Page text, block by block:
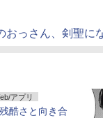
おっさん、剣聖に
アプリ
酷さと向き合